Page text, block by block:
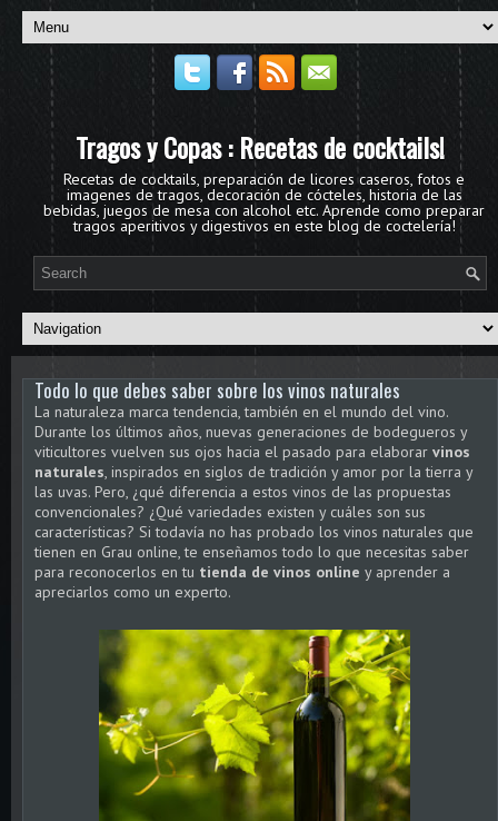
Tragos y Copas : Recetas de cocktails!
Recetas de cocktails, preparación de licores caseros, fotos e
imagenes de tragos, decoración de cócteles, historia de las
bebidas, juegos de mesa con alcohol etc. Aprende como preparar
tragos aperitivos y digestivos en este blog de coctelería!
Todo lo que debes saber sobre los vinos naturales
La naturaleza marca tendencia, también en el mundo del vino.
Durante los últimos años, nuevas generaciones de bodegueros y
viticultores vuelven sus ojos hacia el pasado para elaborar vinos
naturales, inspirados en siglos de tradición y amor por la tierra y
las uvas. Pero, ¿qué diferencia a estos vinos de las propuestas
convencionales? ¿Qué variedades existen y cuáles son sus
características? Si todavía no has probado los vinos naturales que
tienen en Grau online, te enseñamos todo lo que necesitas saber
para reconocerlos en tu tienda de vinos online y aprender a
apreciarlos como un experto.